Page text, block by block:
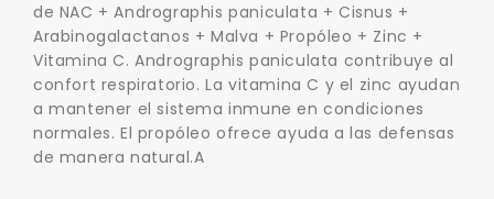
de NAC + Andrographis paniculata + Cisnus +
Arabinogalactanos + Malva + Propóleo + Zinc +
Vitamina C. Andrographis paniculata contribuye al
confort respiratorio. La vitamina C y el zinc ayudan
a mantener el sistema inmune en condiciones
normales. El propóleo ofrece ayuda a las defensas
de manera natural.A